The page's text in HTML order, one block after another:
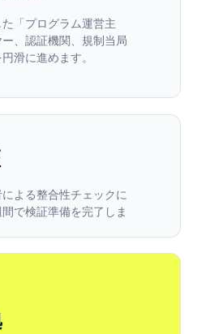
「プログラム運営主
、認証機関、規制当局
滑に進めます。
よる整合性チェックに
で検証準備を完了しま